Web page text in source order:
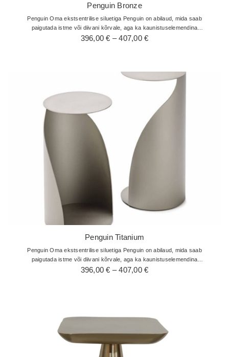
Penguin Bronze
Penguin Oma ekstsentrilise siluetiga Penguin on abilaud, mida saab
paigutada istme või diivani kõrvale, aga ka kaunistuselemendina
lugemisnurka või elegantsesse esikusse. See Paolo Cattelani…
396,00€ – 407,00€Hinnavahemik:
407,00 €
Penguin Titanium
Penguin Oma ekstsentrilise siluetiga Penguin on abilaud, mida saab
paigutada istme või diivani kõrvale, aga ka kaunistuselemendina
lugemisnurka või elegantsesse esikusse. See Paolo Cattelani…
396,00€ – 407,00€Hinnavahemik: